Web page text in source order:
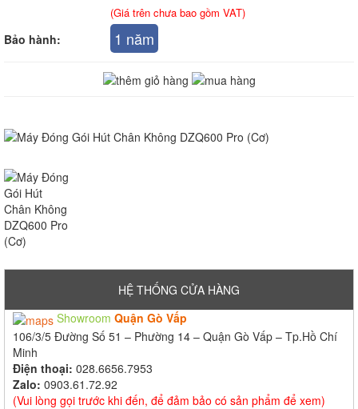
(Giá trên chưa bao gồm VAT)
Bảo hành: 1 năm
HỆ THỐNG CỬA HÀNG
Showroom Quận Gò Vấp
106/3/5 Đường Số 51 – Phường 14 – Quận Gò Vấp – Tp.Hồ Chí
Minh
Điện thoại: 028.6656.7953
Zalo: 0903.61.72.92
(Vui lòng gọi trước khi đến, để đảm bảo có sản phẩm để xem)